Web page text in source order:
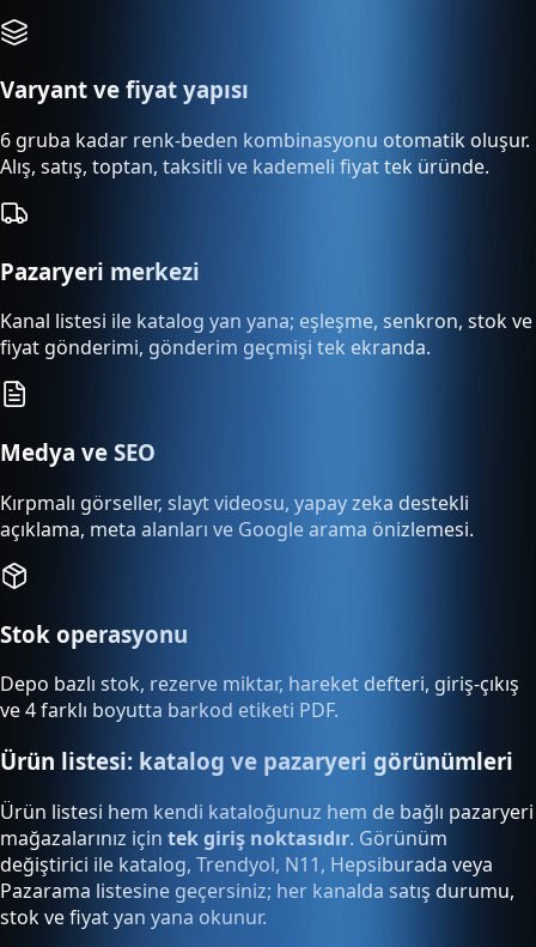
Varyant ve fiyat yapısı
6 gruba kadar renk-beden kombinasyonu otomatik oluşur.
Alış, satış, toptan, taksitli ve kademeli fiyat tek üründe.
Pazaryeri merkezi
Kanal listesi ile katalog yan yana; eşleşme, senkron, stok ve
fiyat gönderimi, gönderim geçmişi tek ekranda.
Medya ve SEO
Kırpmalı görseller, slayt videosu, yapay zeka destekli
açıklama, meta alanları ve Google arama önizlemesi.
Stok operasyonu
Depo bazlı stok, rezerve miktar, hareket defteri, giriş-çıkış
ve 4 farklı boyutta barkod etiketi PDF.
Ürün listesi: katalog ve pazaryeri görünümleri
Ürün listesi hem kendi kataloğunuz hem de bağlı pazaryeri
mağazalarınız için tek giriş noktasıdır. Görünüm
değiştirici ile katalog, Trendyol, N11, Hepsiburada veya
Pazarama listesine geçersiniz; her kanalda satış durumu,
stok ve fiyat yan yana okunur.